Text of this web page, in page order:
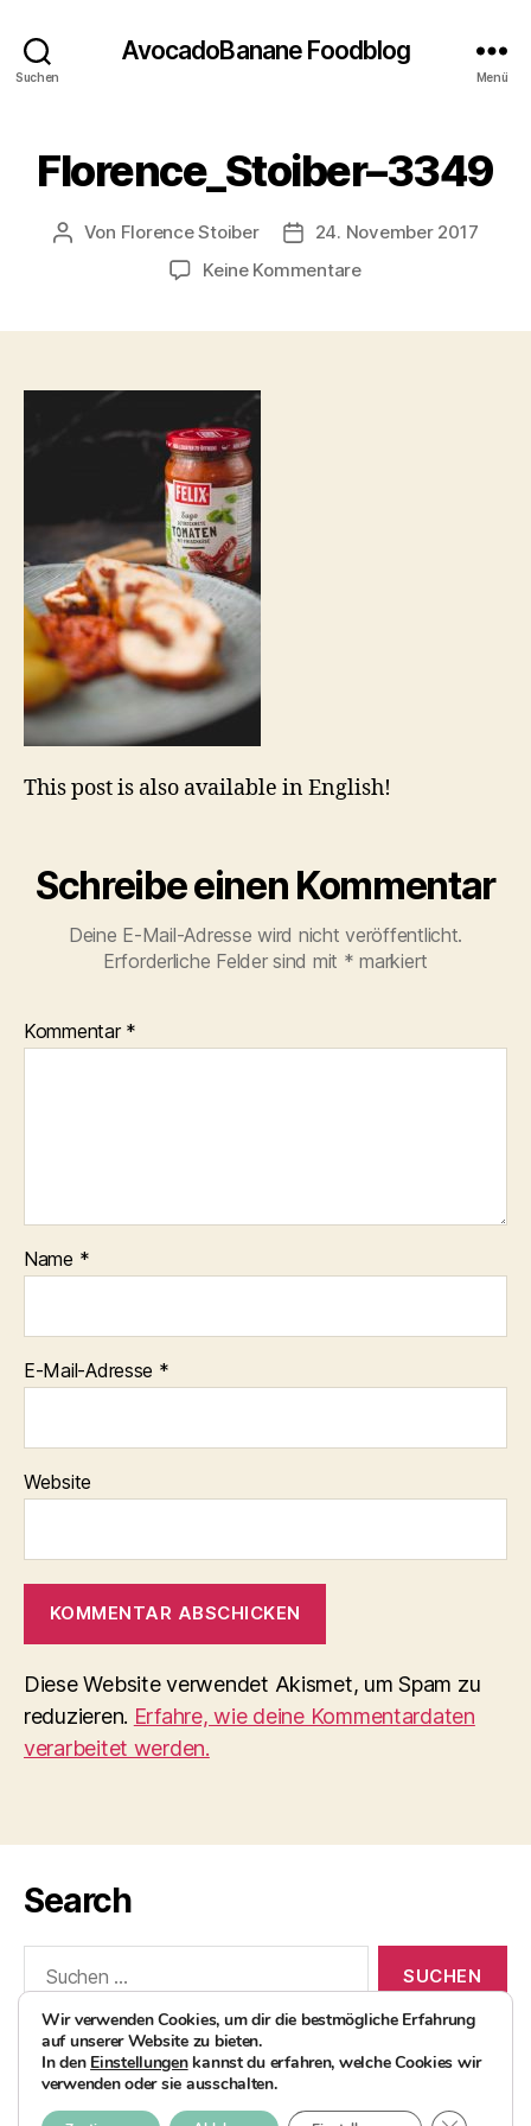
Suchen
AvocadoBanane Foodblog
Menü
Florence_Stoiber–3349
Beitragsautor
Von Florence Stoiber Veröffentlichungsdatum
24. November 2017
Keine Kommentarezu
This post is also available in English!
Schreibe einen Kommentar
Deine E-Mail-Adresse wird nicht veröffentlicht.
Erforderliche Felder sind mit * markiert
Kommentar *
Name *
E-Mail-Adresse *
Website
Diese Website verwendet Akismet, um Spam zu
reduzieren. Erfahre, wie deine Kommentardaten
verarbeitet werden.
Search
nach:
© 2026AvocadoBanane Foodblog
Wir verwenden Cookies, um dir die bestmögliche Erfahrung
auf unserer Website zu bieten.
In den Einstellungenkannst du erfahren, welche Cookies wir
verwenden oder sie ausschalten.